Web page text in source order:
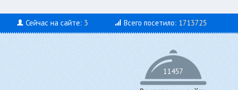
Сейчас на сайте: 3 Всего посетило: 1713725
11457